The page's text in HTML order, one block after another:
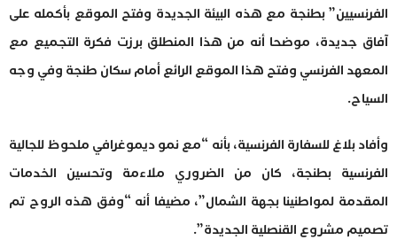
الفرنسيين” بطنجة مع هذه البيئة الجديدة وفتح الموقع بأكمله على
آفاق جديدة، موضحا أنه من هذا المنطلق برزت فكرة التجميع مع
المعهد الفرنسي وفتح هذا الموقع الرائع أمام سكان طنجة وفي وجه
السياح.
وأفاد بلاغ للسفارة الفرنسية، بأنه “مع نمو ديموغرافي ملحوظ للجالية
الفرنسية بطنجة، كان من الضروري ملاءمة وتحسين الخدمات
المقدمة لمواطنينا بجهة الشمال”، مضيفا أنه “وفق هذه الروح تم
تصميم مشروع القنصلية الجديدة”.